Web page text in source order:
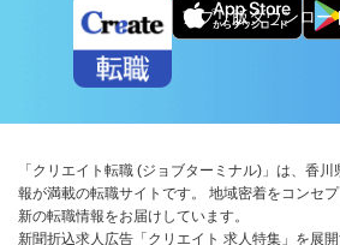
アプリ版ダウンロー
「クリエイト転職 (ジョブターミナル)」は、香
報が満載の転職サイトです。 地域密着をコンセ
新の転職情報をお届けしています。
新聞折込求人広告「クリエイト 求人特集」を展